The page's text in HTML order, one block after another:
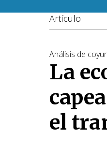
Artículo
Análisis de
La
el